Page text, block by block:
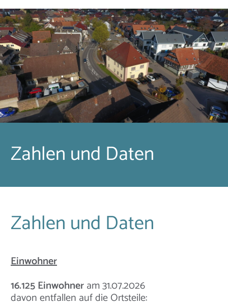
Zahlen und Daten
Zahlen und Daten
Einwohner
16.125Einwohneram 31.07.2026
davon entfallen auf die Ortsteile: